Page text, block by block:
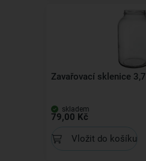
Zavařovací sklenice 3,7 l
skladem
79,00 Kč
Vložit do košíku